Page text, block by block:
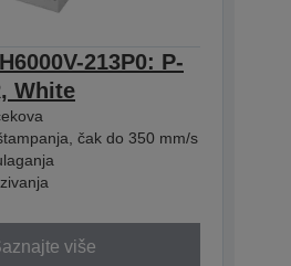
213P0: P-
White
čak do 350 mm/s
više